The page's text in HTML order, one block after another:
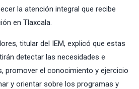
la atención integral que recibe
en Tlaxcala.
titular del IEM, explicó que estas
detectar las necesidades e
promover el conocimiento y ejercicio
y orientar sobre los programas y